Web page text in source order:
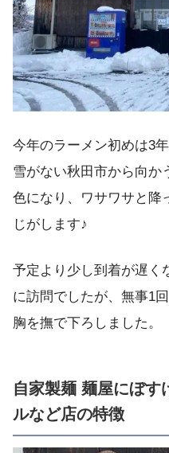
今年のラーメン初めは3
雪がない秋田市から向か
色になり、ワサワサと降
じがします♪
予定より少し到着が遅く
に訪問でしたが、無事1
胸を撫で下ろしました。
自家製麺 麺屋にぼす
ルなど店の特徴